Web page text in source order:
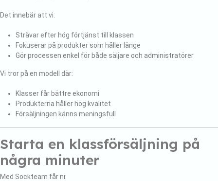
Det innebär att vi:
Strävar efter hög förtjänst till klassen
Fokuserar på produkter som håller länge
Gör processen enkel för både säljare och administratörer
Vi tror på en modell där:
Klasser får bättre ekonomi
Produkterna håller hög kvalitet
Försäljningen känns meningsfull
Starta en klassförsäljning på
några minuter
Med Sockteam får ni: